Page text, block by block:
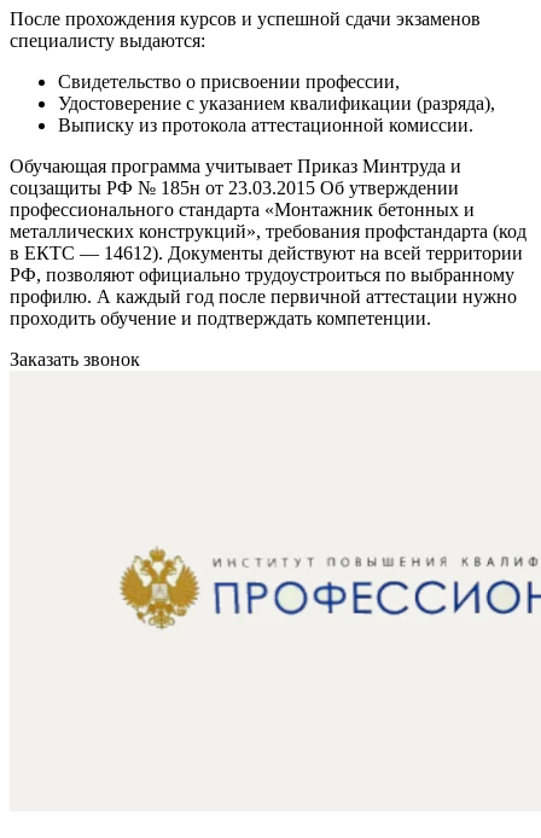
После прохождения курсов и успешной сдачи экзаменов
специалисту выдаются:
Свидетельство о присвоении профессии,
Удостоверение с указанием квалификации (разряда),
Выписку из протокола аттестационной комиссии.
Обучающая программа учитывает Приказ Минтруда и
соцзащиты РФ № 185н от 23.03.2015 Об утверждении
профессионального стандарта «Монтажник бетонных и
металлических конструкций», требования профстандарта (код
в ЕКТС — 14612). Документы действуют на всей территории
РФ, позволяют официально трудоустроиться по выбранному
профилю. А каждый год после первичной аттестации нужно
проходить обучение и подтверждать компетенции.
Заказать звонок